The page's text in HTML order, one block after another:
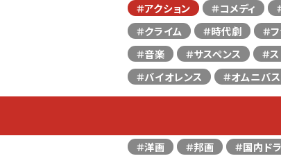
＃アクション ＃コメディ
＃クライム
＃時代劇 ＃
＃音楽
＃サスペンス ＃
＃バイオレンス
＃オムニバス
＃洋画 ＃邦画 ＃国内ド